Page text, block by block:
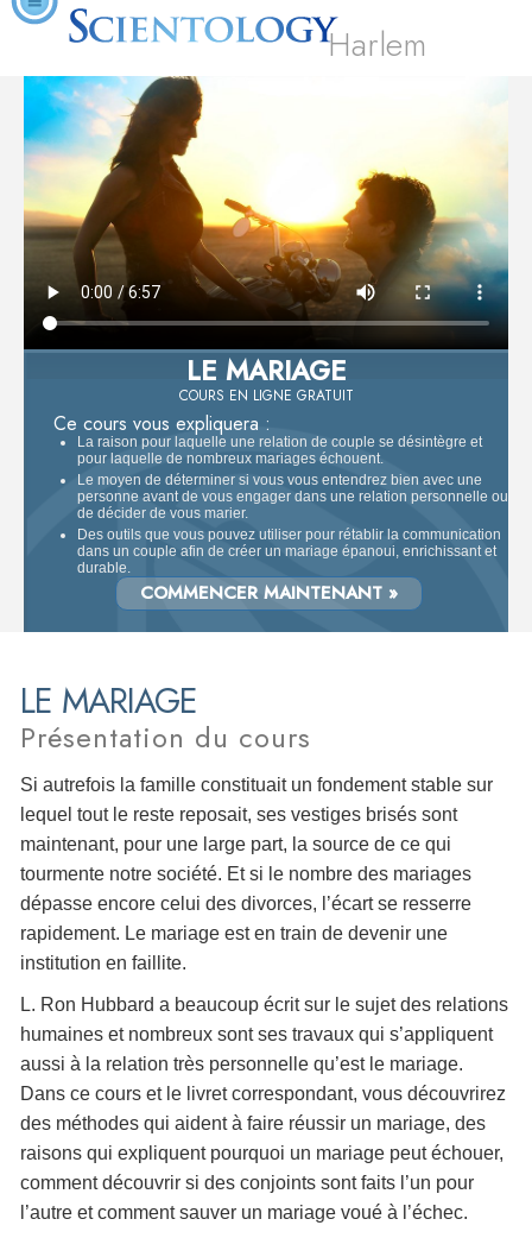
Harlem
LE MARIAGE
COURS EN LIGNE GRATUIT
Ce cours vous expliquera :
La raison pour laquelle une relation de couple se désintègre et
pour laquelle de nombreux mariages échouent.
Le moyen de déterminer si vous vous entendrez bien avec une
personne avant de vous engager dans une relation personnelle ou
de décider de vous marier.
Des outils que vous pouvez utiliser pour rétablir la communication
dans un couple afin de créer un mariage épanoui, enrichissant et
durable.
COMMENCER MAINTENANT »
LE MARIAGE
Présentation du cours
Si autrefois la famille constituait un fondement stable sur
lequel tout le reste reposait, ses vestiges brisés sont
maintenant, pour une large part, la source de ce qui
tourmente notre société. Et si le nombre des mariages
dépasse encore celui des divorces, l’écart se resserre
rapidement. Le mariage est en train de devenir une
institution en faillite.
L. Ron Hubbard a beaucoup écrit sur le sujet des relations
humaines et nombreux sont ses travaux qui s’appliquent
aussi à la relation très personnelle qu’est le mariage.
Dans ce cours et le livret correspondant, vous découvrirez
des méthodes qui aident à faire réussir un mariage, des
raisons qui expliquent pourquoi un mariage peut échouer,
comment découvrir si des conjoints sont faits l’un pour
l’autre et comment sauver un mariage voué à l’échec.